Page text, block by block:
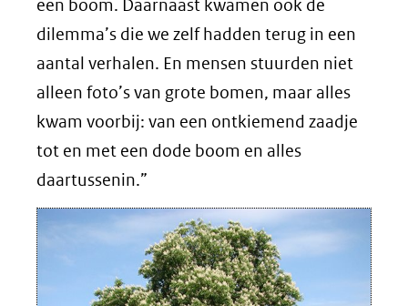
een boom. Daarnaast kwamen ook de
dilemma’s die we zelf hadden terug in een
aantal verhalen. En mensen stuurden niet
alleen foto’s van grote bomen, maar alles
kwam voorbij: van een ontkiemend zaadje
tot en met een dode boom en alles
daartussenin.”